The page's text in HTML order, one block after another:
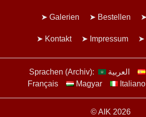
Galerien Bestellen
Kontakt Impressum
Sprachen (Archiv): العربية
Français
Magyar Italiano
© AIK 2026